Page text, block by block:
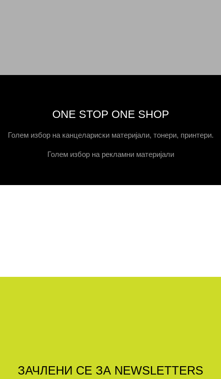
ONE STOP ONE SHOP
Голем избор на канцелариски материјали, тонери, принтери.
Голем избор на рекламни материјали
ЗАЧЛЕНИ СЕ ЗА NEWSLETTERS